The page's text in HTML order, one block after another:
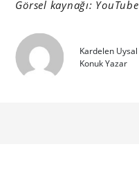
Görsel kaynağı: YouTube
Kardelen Uysal
Konuk Yazar